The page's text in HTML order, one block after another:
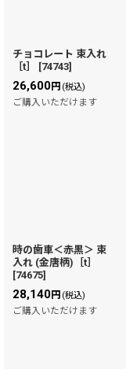
チョコレート 束入れ
［t］
[74743]
26,600円 (税込)
ご購入いただけます
時の歯車＜赤黒＞ 束
入れ (金唐柄)［t］
[74675]
28,140円 (税込)
ご購入いただけます